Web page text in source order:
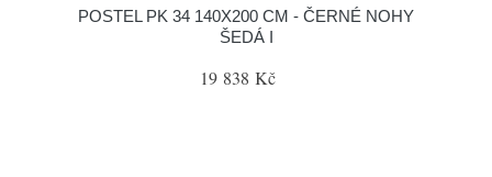
POSTEL PK 34 140X200 CM - ČERNÉ NOHY
ŠEDÁ I
19 838 Kč